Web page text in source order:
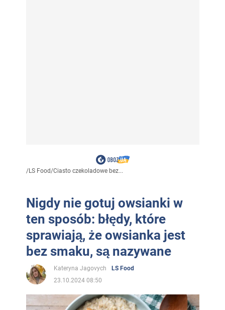
/LS Food/Ciasto czekoladowe bez...
Nigdy nie gotuj owsianki w
ten sposób: błędy, które
sprawiają, że owsianka jest
bez smaku, są nazywane
Kateryna Jagovych
LS Food
23.10.2024 08:50